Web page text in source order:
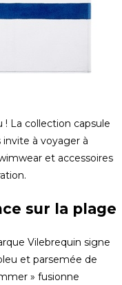
! La collection capsule
invite à voyager à
et accessoires
sur la plage
Vilebrequin signe
et parsemée de
» fusionne